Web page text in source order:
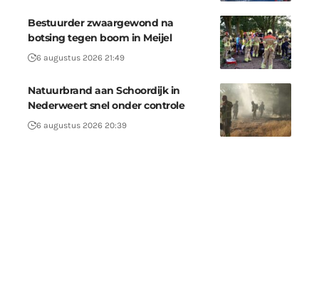
Bestuurder zwaargewond na
botsing tegen boom in Meijel
6 augustus 2026 21:49
Natuurbrand aan Schoordijk in
Nederweert snel onder controle
6 augustus 2026 20:39